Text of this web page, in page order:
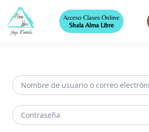
Acceso Clases Online
Shala Alma Libre